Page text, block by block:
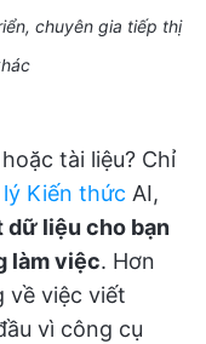
chuyên gia tiếp thị
hoặc tài liệu? Chỉ
lý Kiến thức AI,
dữ liệu cho bạn
làm việc. Hơn
về việc viết
vì công cụ